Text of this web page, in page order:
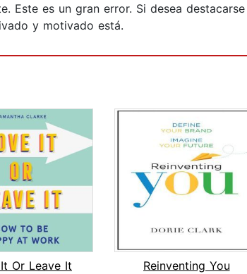
Este es un gran error. Si desea
y motivado está.
Or Leave It
Reinventing You